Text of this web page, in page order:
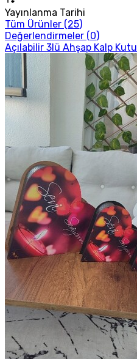
Yayınlanma Tarihi
Tüm Ürünler (25)
Değerlendirmeler (0)
Açılabilir 3lü Ahşap Kalp Kutu